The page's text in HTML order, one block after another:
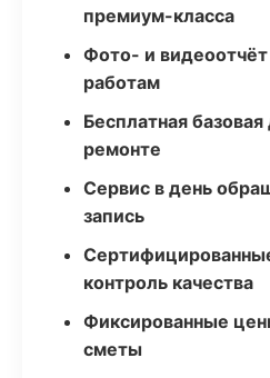
премиум-класса
Фото- и
работам
Бесплатная
ремонте
Сервис в день
запись
контроль качества
Фиксированные
сметы